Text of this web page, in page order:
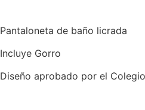
Pantaloneta de baño licrada
Incluye Gorro
Diseño aprobado por el Colegio